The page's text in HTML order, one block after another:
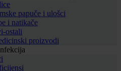
papuče i ulošci
i natikače
ostali
proizvodi